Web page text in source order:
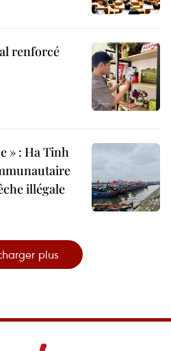
renforcé
» : Ha Tinh
illégale
plus